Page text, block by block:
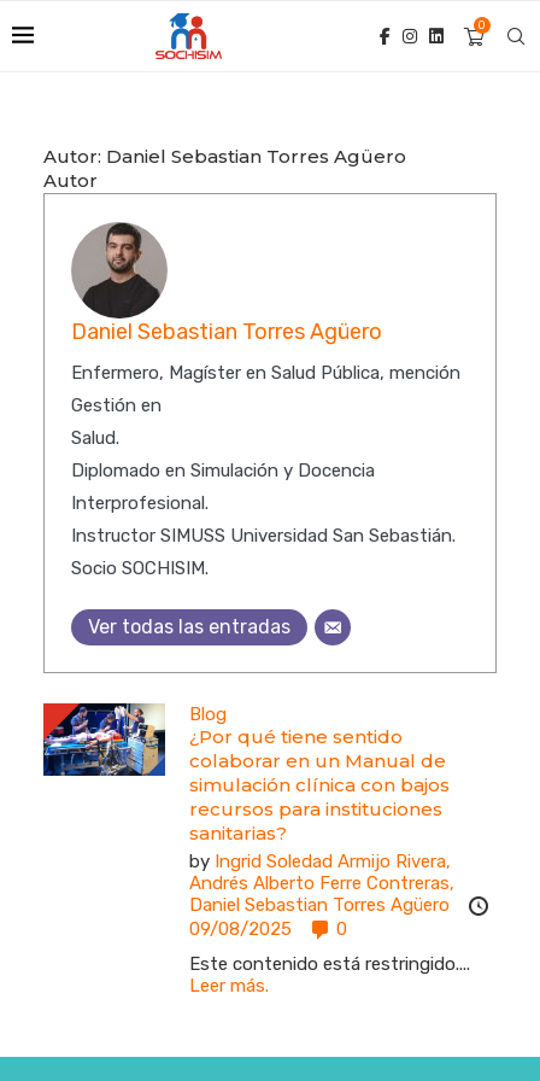
0
Autor: Daniel Sebastian Torres Agüero
Autor
Daniel Sebastian Torres Agüero
Enfermero, Magíster en Salud Pública, mención
Gestión en
Salud.
Diplomado en Simulación y Docencia
Interprofesional.
Instructor SIMUSS Universidad San Sebastián.
Socio SOCHISIM.
Ver todas las entradas
Blog
¿Por qué tiene sentido
colaborar en un Manual de
simulación clínica con bajos
recursos para instituciones
sanitarias?
by Ingrid Soledad Armijo Rivera,
Andrés Alberto Ferre Contreras,
Daniel Sebastian Torres Agüero
09/08/2025
0
Este contenido está restringido....
Leer más.